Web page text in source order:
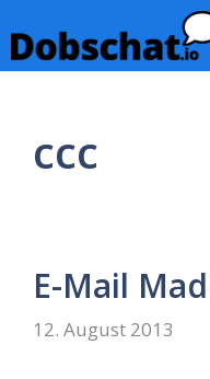
Inhalt
springen
ccc
E-Mail
12. August 2013